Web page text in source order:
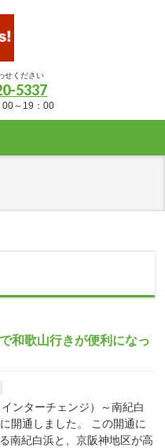
せください
5337
00～19：00
和歌山行きが便利になっ
ンターチェンジ）～南紀白
開通しました。 この開通に
南紀白浜と、京阪神地区が高